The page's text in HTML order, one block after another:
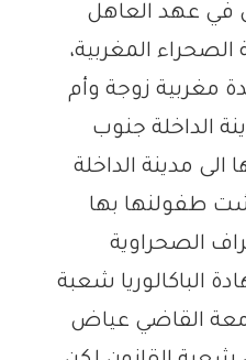
في عهد العاهل
الصحراء المغربية،
مغربية زوجة وأم
الداخلة جنوب
مدينة الداخلة
وعاشت طفولنها بها
الصحراوية
الباكالوريا شعبة
القاضي عياض